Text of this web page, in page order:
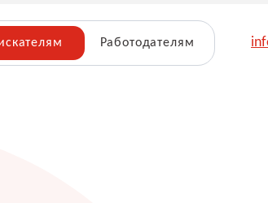
Работодателям